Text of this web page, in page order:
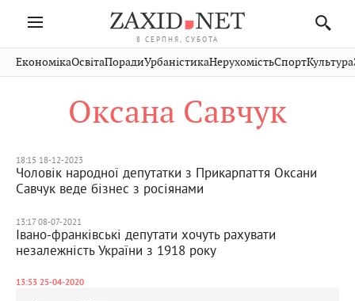
8 СЕРПНЯ, СУБОТА
Івано-
Франківськ
Волинь
Рівне
Чернівці
Стрий
Хмельницький
Публікації
Авто СловкоКультура
Кіно Дім СпортКраєзнавство
ЕкономікаОсвітаПорадиУрбаністикаНерухомістьСпортКультура
Оксана Савчук
18:15 18-12-2023
Чоловік народної депутатки з Прикарпаття Оксани
Савчук веде бізнес з росіянами
13:17 08-07-2021
Івано-франківські депутати хочуть рахувати
незалежність України з 1918 року
13:53 25-04-2020